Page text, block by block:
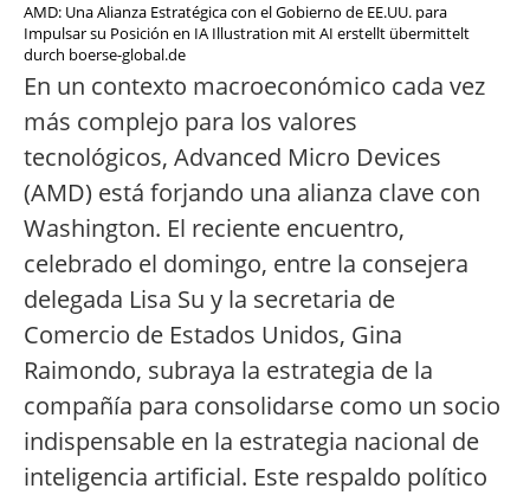
AMD: Una Alianza Estratégica con el Gobierno de EE.UU. para
Impulsar su Posición en IA Illustration mit AI erstellt übermittelt
durch boerse-global.de
En un contexto macroeconómico cada vez
más complejo para los valores
tecnológicos, Advanced Micro Devices
(AMD) está forjando una alianza clave con
Washington. El reciente encuentro,
celebrado el domingo, entre la consejera
delegada Lisa Su y la secretaria de
Comercio de Estados Unidos, Gina
Raimondo, subraya la estrategia de la
compañía para consolidarse como un socio
indispensable en la estrategia nacional de
inteligencia artificial. Este respaldo político